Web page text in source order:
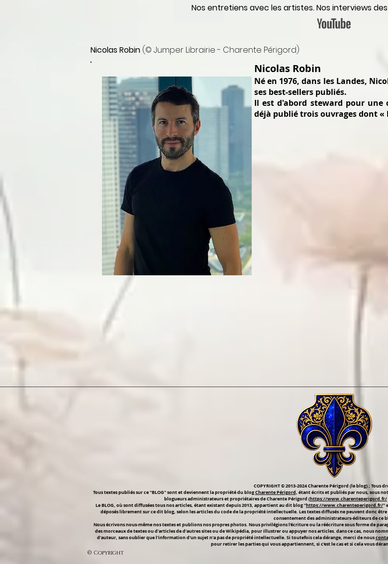
Nos entretiens avec les artistes. Nos interviews
Nicolas Robin (© Jumper Librairie - Charente Périgord)
Nicolas Robin
Né en 1976, dans les Landes,
ses best-sellers publiés.
Il est d'abord steward pour une
déjà publié trois ouvrages dont
COPYRIGHT © 2013-2024 Charente Périgord (le blog) ; Tous
Tous textes publiés sur ce "BLOG" sont et deviennent la propriété du blogCharente Périgord, étant écrits et publiés par nous, sous
blogueurs administrateurs et propriétaires de Charente Périgord (https://www.charenteperigord.fr/
Le BLOG, où sont diffusées tous nos articles, étant existant depuis 2013, appartient au dit blog "https://www.charenteperigord.fr/"
déposés librement sur ce dit blog, selon les articles du code de la propriété intellectuelle. Les textes diffusés ne peuvent donc
consentement des administrateurs-éditeurs de ce
Nous écrivons nous-même nos textes et publions nos propres photos. Nous privilégions l'écriture ou la réécriture sous forme de
des morceaux de textes ou d'articles de d'autres sites ou de Wikipédia, pour illustrer ou appuyer nos articles. dans ce cas, nous
d'auteur, sans oublier que l'information d'un sujet n'a pas de propriété intellectuelle. Si toutefois cela dérange, merci de nous
pour retirer les parties qui vous appartiennent, si c'est le cas et si cela vous
© Copyright